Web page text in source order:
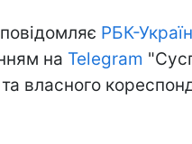
РБК-
на Telegram
власного